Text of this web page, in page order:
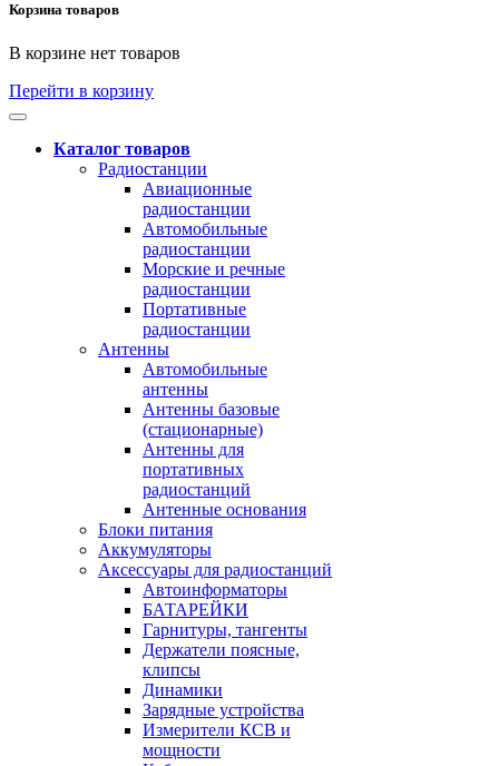
Корзина товаров
В корзине нет товаров
Перейти в корзину
Каталог товаров
Радиостанции
Авиационные
радиостанции
Автомобильные
радиостанции
Морские и речные
радиостанции
Портативные
радиостанции
Антенны
Автомобильные
антенны
Антенны базовые
(стационарные)
Антенны для
портативных
радиостанций
Антенные основания
Блоки питания
Аккумуляторы
Аксессуары для радиостанций
Автоинформаторы
БАТАРЕЙКИ
Гарнитуры, тангенты
Держатели поясные,
клипсы
Динамики
Зарядные устройства
Измерители КСВ и
мощности